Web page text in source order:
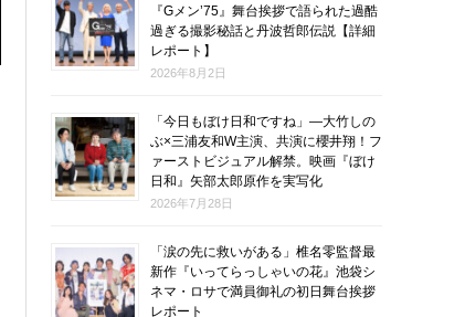
『Gメン’75』舞台挨拶で語られた過酷
過ぎる撮影秘話と丹波哲郎伝説【詳細
レポート】
2026年8月2日
「今日もぼけ日和ですね」―大竹しの
ぶ×三浦友和W主演、共演に櫻井翔！フ
ァーストビジュアル解禁。映画『ぼけ
日和』矢部太郎原作を実写化
2026年7月28日
「涙の先に救いがある」椎名零監督最
新作『いってらっしゃいの花』池袋シ
ネマ・ロサで満員御礼の初日舞台挨拶
レポート